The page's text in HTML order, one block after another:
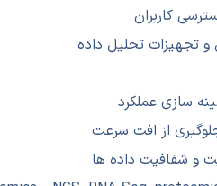
کاربران
و تجهیزات تحلیل داده
سازی عملکرد
از افت سرعت
و شفافیت داده ها